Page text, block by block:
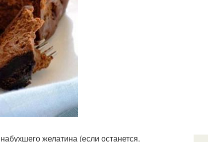
желатина (если останется.